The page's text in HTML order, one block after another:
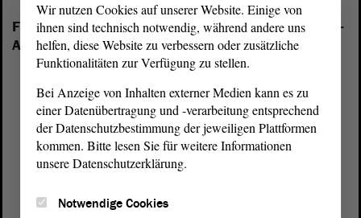
Folgende Fraktionen sind im Landtag von Sachsen-
Anhalt vertreten:
Wir nutzen Cookies auf unserer Website. Einige von
ihnen sind technisch notwendig, während andere uns
helfen, diese Website zu verbessern oder zusätzliche
Funktionalitäten zur Verfügung zu stellen.
Bei Anzeige von Inhalten externer Medien kann es zu
einer Datenübertragung und -verarbeitung entsprechend
der Datenschutzbestimmung der jeweiligen Plattformen
kommen. Bitte lesen Sie für weitere Informationen
unsere Datenschutzerklärung.
Notwendige Cookies